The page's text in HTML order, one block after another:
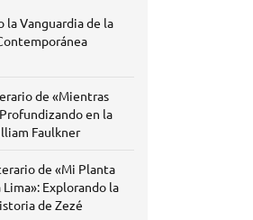
la Vanguardia de la
de «Mientras
en la
Faulkner
de «Mi Planta
Explorando la
de Zezé